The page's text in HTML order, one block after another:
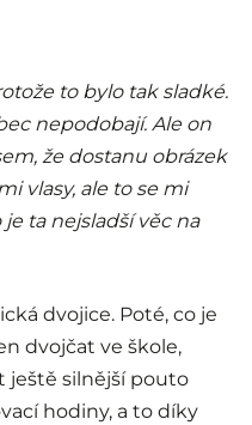
to bylo tak sladké.
nepodobají. Ale on
že dostanu obrázek
vlasy, ale to se mi
je ta nejsladší věc na
dvojice. Poté, co je
dvojčat ve škole,
ještě silnější pouto
hodiny, a to díky